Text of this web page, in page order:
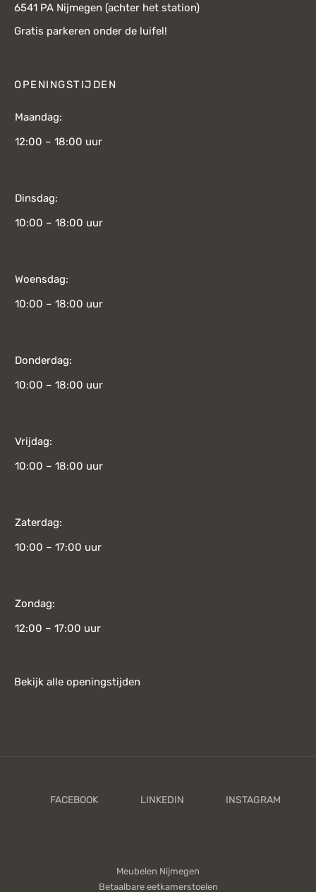
6541 PA Nijmegen (achter het station)
Gratis parkeren onder de luifel!
OPENINGSTIJDEN
Maandag:
12:00 – 18:00 uur
Dinsdag:
10:00 – 18:00 uur
Woensdag:
10:00 – 18:00 uur
Donderdag:
10:00 – 18:00 uur
Vrijdag:
10:00 – 18:00 uur
Zaterdag:
10:00 – 17:00 uur
Zondag:
12:00 – 17:00 uur
Bekijk alle openingstijden
Meubelen Nijmegen
Betaalbare eetkamerstoelen